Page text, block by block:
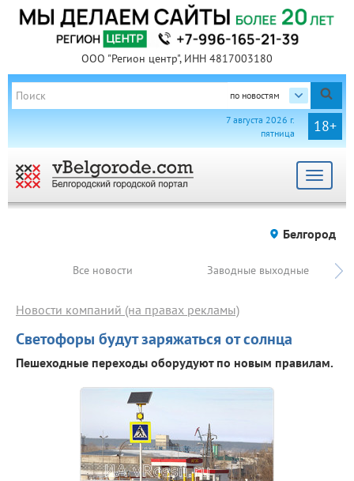
ООО "Регион центр", ИНН 4817003180
по новостям
18+
7 августа 2026 г.
пятница
Toggle
Белгород
Все новости Заводные выходные
Светофоры будут заряжаться от солнца
Новости компаний (на правах рекламы)
Пешеходные переходы оборудуют по новым правилам.